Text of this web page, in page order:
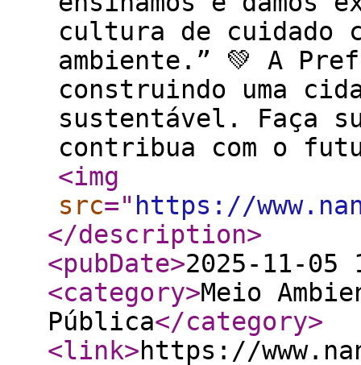
cultura de cuidado
ambiente.” 💚 A
construindo uma
sustentável. Faça
contribua com o
<img
src=" https://
</description>
<pubDate>2025-11-05
<category>Meio
Pública</category>
<link>https://